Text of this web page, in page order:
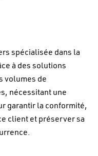
spécialisée dans la
à des solutions
volumes de
nécessitant une
garantir la conformité,
client et préserver sa